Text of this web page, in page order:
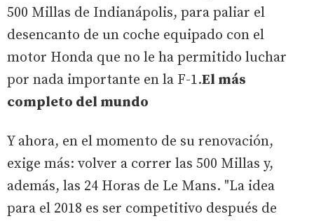
500 Millas de Indianápolis, para paliar el
desencanto de un coche equipado con el
motor Honda que no le ha permitido luchar
por nada importante en la F-1.El más
completo del mundo
Y ahora, en el momento de su renovación,
exige más: volver a correr las 500 Millas y,
además, las 24 Horas de Le Mans. "La idea
para el 2018 es ser competitivo después de